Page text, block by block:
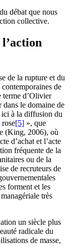
débat que nous
collective.
de la rupture et du
de
terme d’Olivier
le domaine de
ici à la diffusion du
[5] », que
(King, 2006), où
d’achat et l’acte
fréquente de la
ou de la
de recruteurs de
forment et les
très
un siècle plus
radicale du
de masse,